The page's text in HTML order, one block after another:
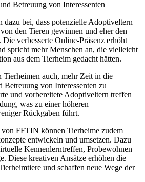
Betreuung von Interessenten
dazu bei, dass potenzielle Adoptiveltern
den Tieren gewinnen und eher den
verbesserte Online-Präsenz erhöht
spricht mehr Menschen an, die vielleicht
aus dem Tierheim gedacht hätten.
auch, mehr Zeit in die
Betreuung von Interessenten zu
und vorbereitete Adoptiveltern treffen
was zu einer höheren
Rückgaben führt.
FFTIN können Tierheime zudem
entwickeln und umsetzen. Dazu
Kennenlerntreffen, Probewohnen
Diese kreativen Ansätze erhöhen die
und schaffen neue Wege der